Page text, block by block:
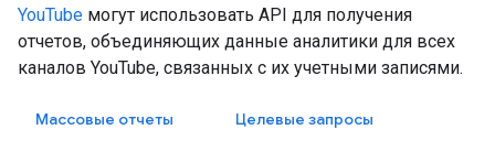
YouTube могут использовать API для получения
отчетов, объединяющих данные аналитики для всех
каналов YouTube, связанных с их учетными записями.
Массовые отчеты Целевые запросы